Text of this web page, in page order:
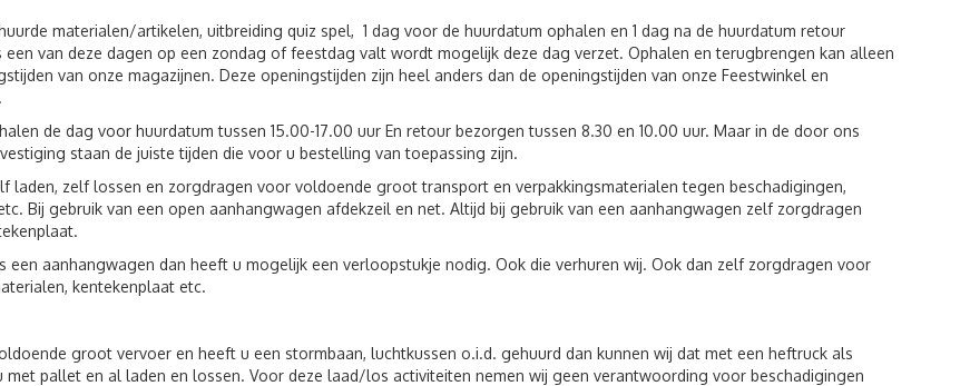
materialen/artikelen, uitbreiding quiz spel, 1 dag voor de huurdatum ophalen en 1 dag na de huurdatum retour
een van deze dagen op een zondag of feestdag valt wordt mogelijk deze dag verzet. Ophalen en terugbrengen kan alleen
van onze magazijnen. Deze openingstijden zijn heel anders dan de openingstijden van onze Feestwinkel en
de dag voor huurdatum tussen 15.00-17.00 uur En retour bezorgen tussen 8.30 en 10.00 uur. Maar in de door ons
staan de juiste tijden die voor u bestelling van toepassing zijn.
laden, zelf lossen en zorgdragen voor voldoende groot transport en verpakkingsmaterialen tegen beschadigingen,
Bij gebruik van een open aanhangwagen afdekzeil en net. Altijd bij gebruik van een aanhangwagen zelf zorgdragen
een aanhangwagen dan heeft u mogelijk een verloopstukje nodig. Ook die verhuren wij. Ook dan zelf zorgdragen voor
kentekenplaat etc.
groot vervoer en heeft u een stormbaan, luchtkussen o.i.d. gehuurd dan kunnen wij dat met een heftruck als
met pallet en al laden en lossen. Voor deze laad/los activiteiten nemen wij geen verantwoording voor beschadigingen